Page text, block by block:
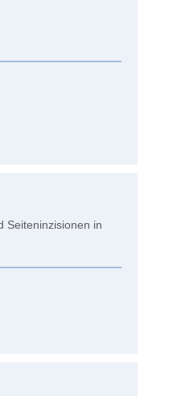
Seiteninzisionen in